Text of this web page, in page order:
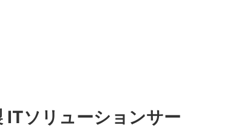
ITソリューションサー